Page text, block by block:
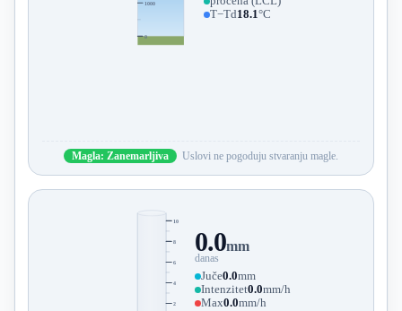
0
1000
T−Td18.1°C
Magla: Zanemarljiva Uslovi ne pogoduju stvaranju magle.
2
4
6
8
10
0.0mm
danas
Juče0.0mm
Intenzitet0.0mm/h
Max0.0mm/h